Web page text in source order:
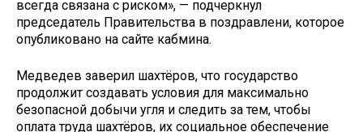
всегда связана с риском», — подчеркнул
председатель Правительства в поздравлени, которое
опубликовано на сайте кабмина.
Медведев заверил шахтёров, что государство
продолжит создавать условия для максимально
безопасной добычи угля и следить за тем, чтобы
оплата труда шахтёров, их социальное обеспечение